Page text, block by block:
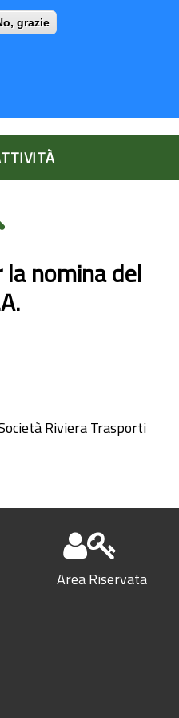
grazie
la nomina del
Riviera Trasporti
Area Riservata